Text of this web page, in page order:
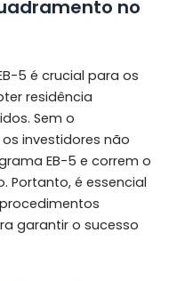
no
5 é crucial para os
residência
Sem o
investidores não
EB-5 e correm o
Portanto, é essencial
garantir o sucesso